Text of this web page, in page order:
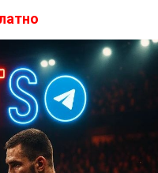
Далее
— Диего Лопес